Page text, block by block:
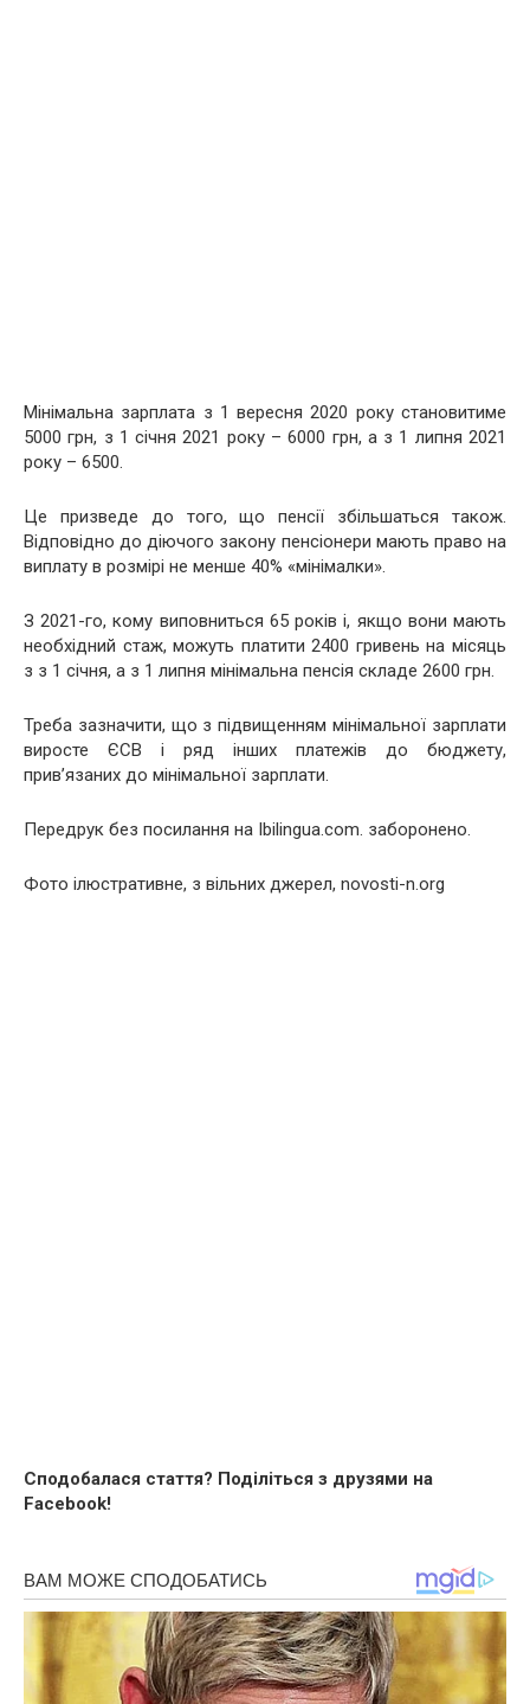
Мінімальна зарплата з 1 вересня 2020 року становитиме
5000 грн, з 1 січня 2021 року – 6000 грн, а з 1 липня 2021
року – 6500.
Це призведе до того, що пенсії збільшаться також.
Відповідно до діючого закону пенсіонери мають право на
виплату в розмірі не менше 40% «мінімалки».
З 2021-го, кому виповниться 65 років і, якщо вони мають
необхідний стаж, можуть платити 2400 гривень на місяць
з з 1 січня, а з 1 липня мінімальна пенсія складе 2600 грн.
Треба зазначити, що з підвищенням мінімальної зарплати
виросте ЄСВ і ряд інших платежів до бюджету,
прив’язаних до мінімальної зарплати.
Передрук без посилання на Ibilingua.com. заборонено.
Фото ілюстративне, з вільних джерел, novosti-n.org
Сподобалася стаття? Поділіться з друзями на
Facebook!